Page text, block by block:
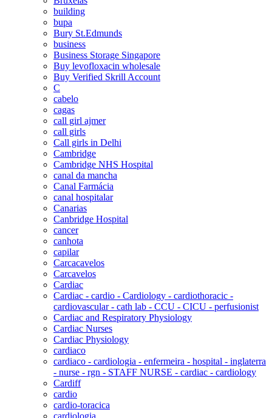
building
bupa
Bury St.Edmunds
business
Business Storage Singapore
Buy levofloxacin wholesale
Buy Verified Skrill Account
C
cabelo
cagas
call girl ajmer
call girls
Call girls in Delhi
Cambridge
Cambridge NHS Hospital
canal da mancha
Canal Farmácia
canal hospitalar
Canarias
Canbridge Hospital
cancer
canhota
capilar
Carcacavelos
Carcavelos
Cardiac
Cardiac - cardio - Cardiology - cardiothoracic -
cardiovascular - cath lab - CCU - CICU - perfusionist
Cardiac and Respiratory Physiology
Cardiac Nurses
Cardiac Physiology
cardiaco
cardiaco - cardiologia - enfermeira - hospital - inglaterra
- nurse - rgn - STAFF NURSE - cardiac - cardiology
Cardiff
cardio
cardio-toracica
cardiologia